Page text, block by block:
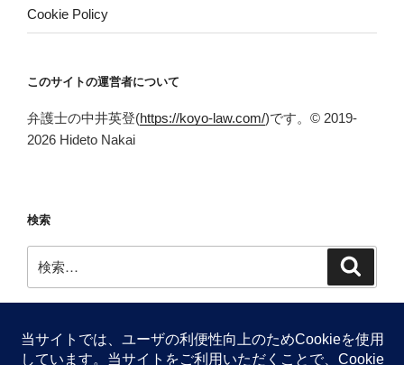
Cookie Policy
このサイトの運営者について
弁護士の中井英登(https://koyo-law.com/)です。© 2019-
2026 Hideto Nakai
検索
索: